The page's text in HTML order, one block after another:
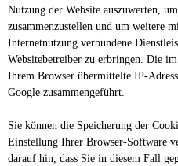
Nutzung der Website auszuwerten,
zusammenzustellen und um weitere
Internetnutzung verbundene
Websitebetreiber zu erbringen. Die
Ihrem Browser übermittelte IP-
Google zusammengeführt.
Sie können die Speicherung der
Einstellung Ihrer Browser-Software
darauf hin, dass Sie in diesem Fall